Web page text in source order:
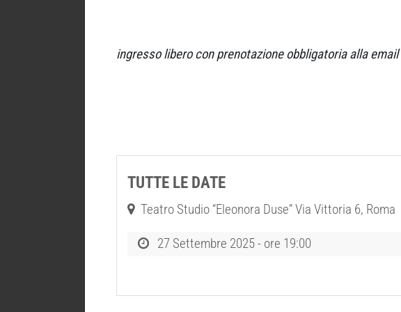
ingresso libero con prenotazione obbligatoria alla email
TUTTE LE DATE
Teatro Studio “Eleonora Duse” Via Vittoria 6, Roma
27 Settembre 2025 - ore 19:00